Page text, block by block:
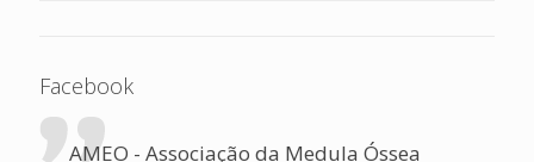
Facebook
AMEO - Associação da Medula Óssea